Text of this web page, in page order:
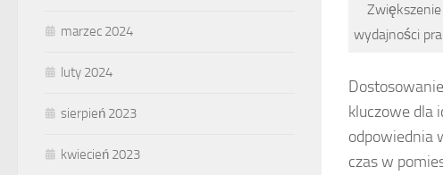
Zwiększenie
wydajności
kluczowe dla
odpowiednia
czas w
marzec 2024
luty 2024
sierpień 2023
kwiecień 2023